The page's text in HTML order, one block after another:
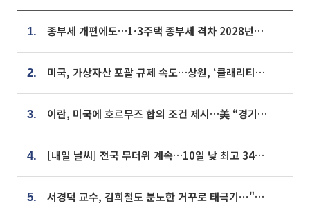
1. 종부세 개편에도…1·3주택 종부세 격차 2028년부터 확대
2. 미국, 가상자산 포괄 규제 속도…상원, ‘클래리티법’ 9월 절차투표 추진
3. 이란, 미국에 호르무즈 합의 조건 제시…美 “경기 아직 안 끝나” [종합]
4. [내일 날씨] 전국 무더위 계속…10일 낮 최고 34도 육박
5. 서경덕 교수, 김희철도 분노한 거꾸로 태극기⋯"엉터리는 아냐, 아쉬울 뿐"